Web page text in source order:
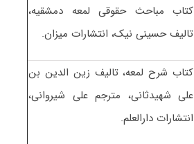
کتاب مباحث حقوقی لمعه دمشقیه،
تالیف حسینی نیک، انتشارات میزان.
کتاب شرح لمعه، تالیف زین الدین بن
علی شهیدثانی، مترجم علی شیروانی،
انتشارات دارالعلم.